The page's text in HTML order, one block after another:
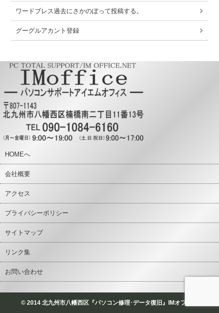
ワードブレス過去にさかのぼって投稿する。
グーグルアカント登録
HOMEへ
会社概要
アクセス
プライバシーポリシー
サイトマップ
リンク集
お問い合わせ
© 2014 北九州市八幡西区『パソコン修理･データ復旧』IMオフィス